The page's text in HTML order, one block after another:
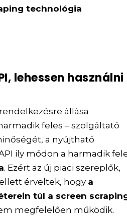
technológia
lehessen használni
állása
feles – szolgáltató
a nyújtható
ily módon a harmadik
. Ezért az új piaci szereplők,
érveltek, hogy a
túl a screen
megfelelően működik.